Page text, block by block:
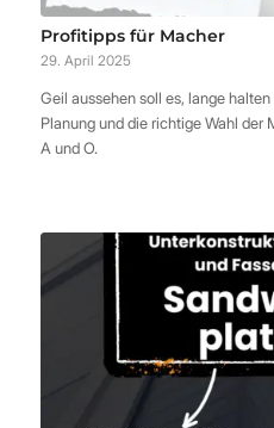
Profitipps für Macher
29. April 2025
Geil aussehen soll es, lange
Planung und die richtige Wahl der
A und O.